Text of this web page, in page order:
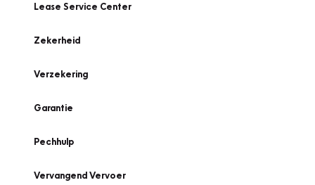
Lease Service Center
Zekerheid
Verzekering
Garantie
Pechhulp
Vervangend Vervoer